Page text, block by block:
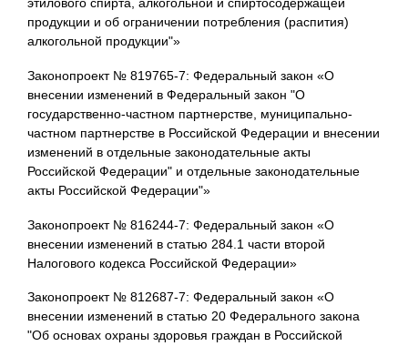
продукции и об ограничении потребления (распития)
алкогольной продукции"»
Законопроект № 819765-7: Федеральный закон «О
внесении изменений в Федеральный закон "О
государственно-частном партнерстве, муниципально-
частном партнерстве в Российской Федерации и внесении
изменений в отдельные законодательные акты
Российской Федерации" и отдельные законодательные
акты Российской Федерации"»
Законопроект № 816244-7: Федеральный закон «О
внесении изменений в статью 284.1 части второй
Налогового кодекса Российской Федерации»
Законопроект № 812687-7: Федеральный закон «О
внесении изменений в статью 20 Федерального закона
"Об основах охраны здоровья граждан в Российской